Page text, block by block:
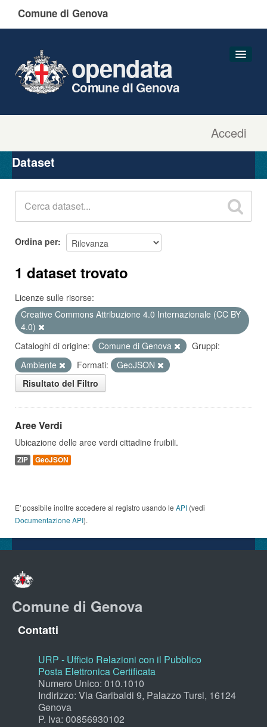
Comune di Genova
Accedi
opendata
Comune di Genova
Organizzazioni
Gruppi
Dataset
Ordina per
1 dataset trovato
Licenze sulle risorse:
Creative Commons Attribuzione 4.0 Internazionale (CC BY
4.0)
Cataloghi di origine:
Comune di Genova
Gruppi:
Ambiente
Formati:
GeoJSON
Risultato del Filtro
Aree Verdi
Ubicazione delle aree verdi cittadine fruibili.
ZIP GeoJSON
E' possibile inoltre accedere al registro usando le API (vedi
Documentazione API).
Comune di Genova
Contatti
URP - Ufficio Relazioni con il Pubblico
Posta Elettronica Certificata
Numero Unico: 010.1010
Indirizzo: Via Garibaldi 9, Palazzo Tursi, 16124
Genova
P. Iva: 00856930102